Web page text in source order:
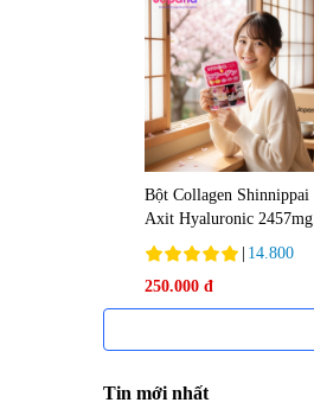
Bột Collagen Shinnippai
Axit Hyaluronic 2457mg
(Túi 14 gói x 3g) - Date
04/2027
14.800
250.000 đ
Tin mới nhất